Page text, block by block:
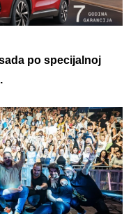
po specijalnoj